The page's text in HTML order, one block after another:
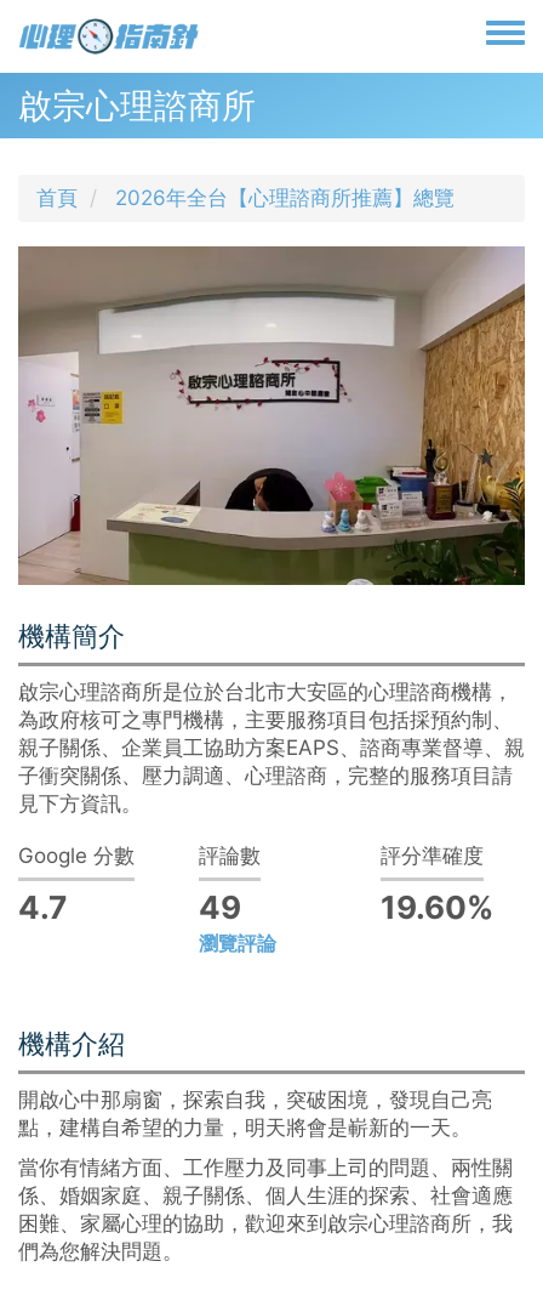
至
主
容
menu
啟宗心理諮商所
首頁 2026年全台【心理諮商所推薦】總覽
機構簡介
啟宗心理諮商所是位於台北市大安區的心理諮商機構，
為政府核可之專門機構，主要服務項目包括採預約制、
親子關係、企業員工協助方案EAPS、諮商專業督導、親
子衝突關係、壓力調適、心理諮商，完整的服務項目請
見下方資訊。
Google 分數
4.7
評論數
49
瀏覽評論
評分準確度
19.60%
機構介紹
開啟心中那扇窗，探索自我，突破困境，發現自己亮
點，建構自希望的力量，明天將會是嶄新的一天。
當你有情緒方面、工作壓力及同事上司的問題、兩性關
係、婚姻家庭、親子關係、個人生涯的探索、社會適應
困難、家屬心理的協助，歡迎來到啟宗心理諮商所，我
們為您解決問題。